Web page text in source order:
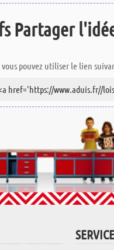
Partager
pouvez utiliser le lien